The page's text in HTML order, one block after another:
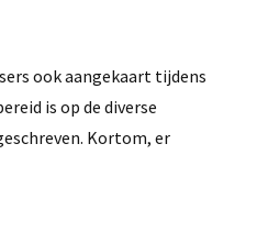
ook aangekaart tijdens
is op de diverse
Kortom, er